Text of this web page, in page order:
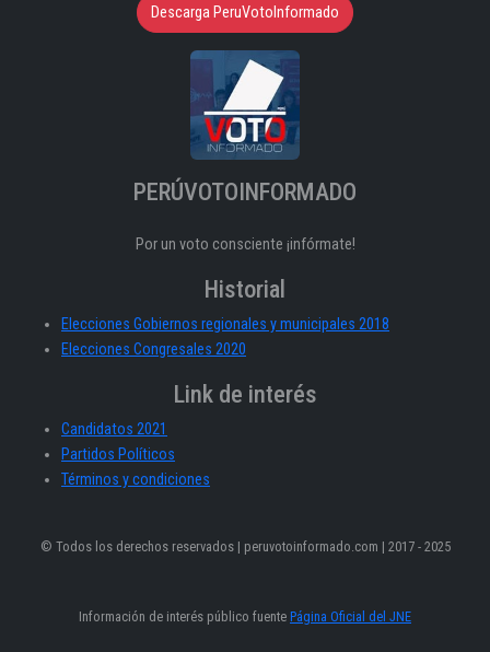
Descarga PeruVotoInformado
PERÚVOTOINFORMADO
Por un voto consciente ¡infórmate!
Historial
Elecciones Gobiernos regionales y municipales 2018
Elecciones Congresales 2020
Link de interés
Candidatos 2021
Partidos Políticos
Términos y condiciones
© Todos los derechos reservados | peruvotoinformado.com | 2017 - 2025
Información de interés público fuente Página Oficial del JNE